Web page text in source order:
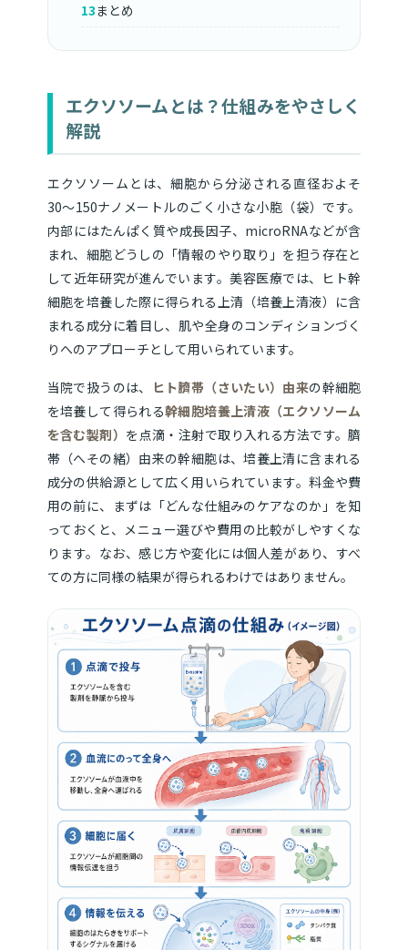
まとめ
エクソソームとは？仕組みをやさしく
解説
エクソソームとは、細胞から分泌される直径およそ
30〜150ナノメートルのごく小さな小胞（袋）です。
内部にはたんぱく質や成長因子、microRNAなどが含
まれ、細胞どうしの「情報のやり取り」を担う存在と
して近年研究が進んでいます。美容医療では、ヒト幹
細胞を培養した際に得られる上清（培養上清液）に含
まれる成分に着目し、肌や全身のコンディションづく
りへのアプローチとして用いられています。
当院で扱うのは、 ヒト臍帯（さいたい）由来の幹細胞
を培養して得られる幹細胞培養上清液（エクソソーム
を含む製剤） を点滴・注射で取り入れる方法です。臍
帯（へその緒）由来の幹細胞は、培養上清に含まれる
成分の供給源として広く用いられています。料金や費
用の前に、まずは「どんな仕組みのケアなのか」を知
っておくと、メニュー選びや費用の比較がしやすくな
ります。なお、感じ方や変化には個人差があり、すべ
ての方に同様の結果が得られるわけではありません。